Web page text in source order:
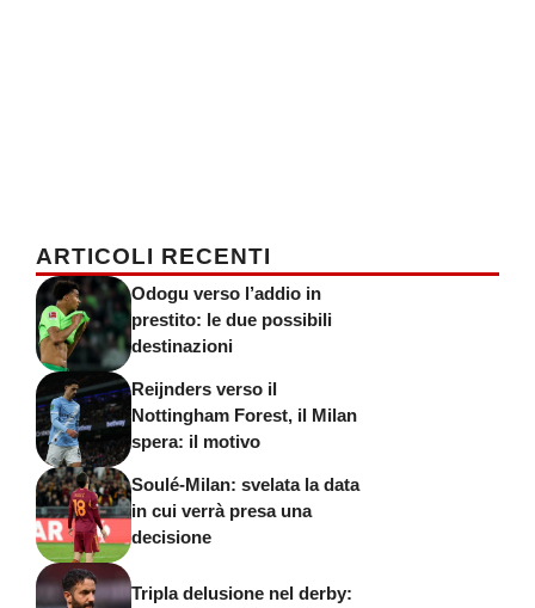
ARTICOLI RECENTI
Odogu verso l’addio in
prestito: le due possibili
destinazioni
Reijnders verso il
Nottingham Forest, il Milan
spera: il motivo
Soulé-Milan: svelata la data
in cui verrà presa una
decisione
Tripla delusione nel derby: